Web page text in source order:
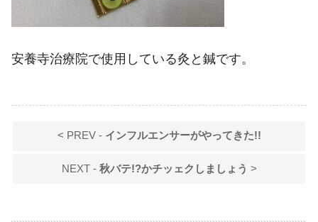
安養寺治療院で使用している灸と鍼です。
< PREV - インフルエンサーがやってきた!!
NEXT - 秋バテ!?かチッェクしましょう >